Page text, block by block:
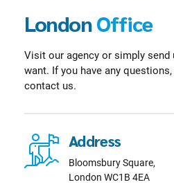
LondonOffice
Visit our agency or simply send
want. If you have any
contact us.
Address
Bloomsbury Square,
London WC1B 4EA
Ichibanchō, 15-5
Call us
042-3996514
042-4031877
info@avantage.jp
office@avantage.jp
ON M5B 2P3, Canada
Call us
613 285 5534
613 282 3355
info@avantage.ca
office@avantage.ca